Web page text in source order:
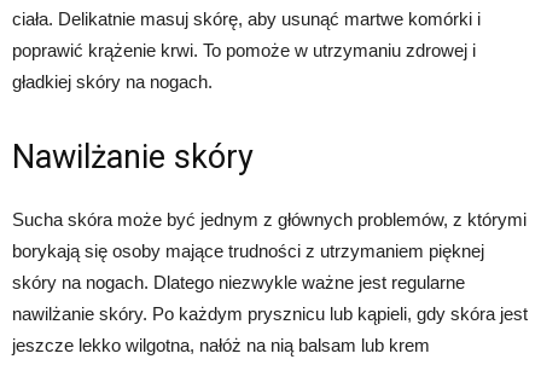
ciała. Delikatnie masuj skórę, aby usunąć martwe komórki i
poprawić krążenie krwi. To pomoże w utrzymaniu zdrowej i
gładkiej skóry na nogach.
Nawilżanie skóry
Sucha skóra może być jednym z głównych problemów, z którymi
borykają się osoby mające trudności z utrzymaniem pięknej
skóry na nogach. Dlatego niezwykle ważne jest regularne
nawilżanie skóry. Po każdym prysznicu lub kąpieli, gdy skóra jest
jeszcze lekko wilgotna, nałóż na nią balsam lub krem